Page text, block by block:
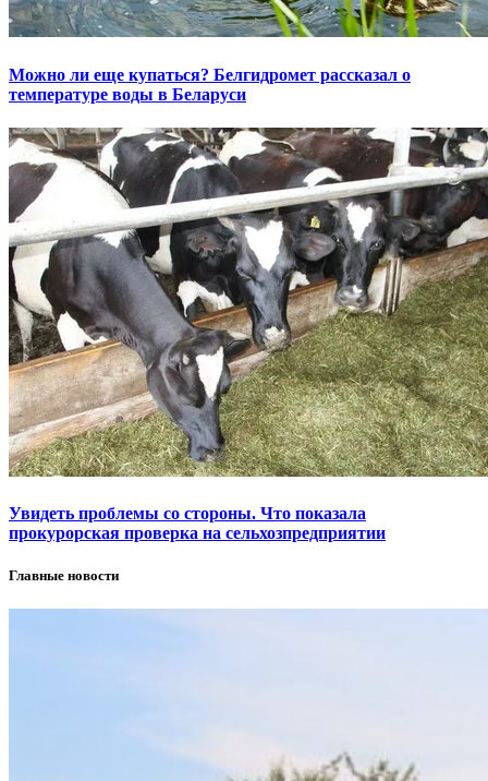
Можно ли еще купаться? Белгидромет рассказал о
температуре воды в Беларуси
Увидеть проблемы со стороны. Что показала
прокурорская проверка на сельхозпредприятии
Главные новости